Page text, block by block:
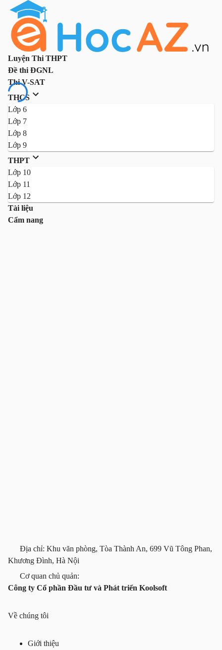
Luyện Thi THPT
Đề thi ĐGNL
Thi V-SAT
THCS
Lớp 6
Lớp 7
Lớp 8
Lớp 9
THPT
Lớp 10
Lớp 11
Lớp 12
Tài liệu
Cẩm nang
Địa chỉ: Khu văn phòng, Tòa Thành An, 699 Vũ Tông Phan,
Khương Đình, Hà Nội
Cơ quan chủ quản:
Công ty Cổ phần Đầu tư và Phát triển Koolsoft
Về chúng tôi
Giới thiệu